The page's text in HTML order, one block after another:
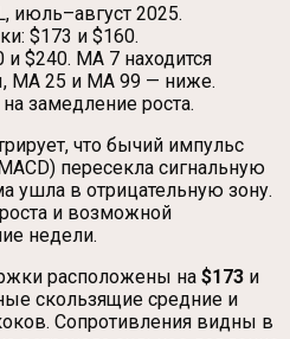
июль–август 2025.
$173 и $160.
$240. MA 7 находится
25 и MA 99 — ниже.
замедление роста.
что бычий импульс
пересекла сигнальную
ушла в отрицательную зону.
и возможной
недели.
расположены на $173 и
скользящие средние и
Сопротивления видны в